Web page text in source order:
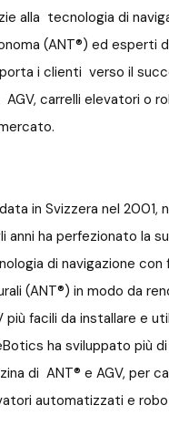
alla tecnologia di
(ANT®) ed esperti
i clienti verso il
AGV, carrelli elevatori o
in Svizzera nel 2001,
anni ha perfezionato la
di navigazione con
(ANT®) in modo da
più facili da installare e
ha sviluppato più di
di ANT® e AGV, per
automatizzati e